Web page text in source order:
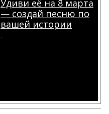
Удиви её на 8 марта
— создай песню по
вашей истории
.